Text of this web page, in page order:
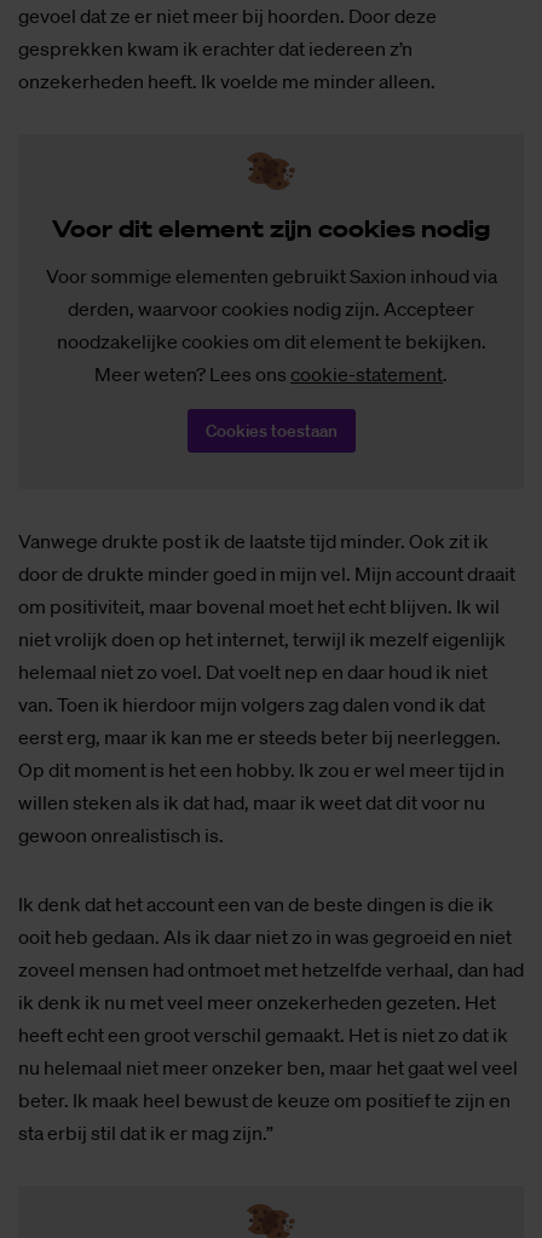
gevoel dat ze er niet meer bij hoorden. Door deze
gesprekken kwam ik erachter dat iedereen z’n
onzekerheden heeft. Ik voelde me minder alleen.
Voor dit ele­ment zijn coo­kies no­dig
Voor sommige elementen gebruikt Saxion inhoud via
derden, waarvoor cookies nodig zijn. Accepteer
noodzakelijke cookies om dit element te bekijken.
Meer weten? Lees ons cookie-statement.
Cookies toestaan
Vanwege drukte post ik de laatste tijd minder. Ook zit ik
door de drukte minder goed in mijn vel. Mijn account draait
om positiviteit, maar bovenal moet het echt blijven. Ik wil
niet vrolijk doen op het internet, terwijl ik mezelf eigenlijk
helemaal niet zo voel. Dat voelt nep en daar houd ik niet
van. Toen ik hierdoor mijn volgers zag dalen vond ik dat
eerst erg, maar ik kan me er steeds beter bij neerleggen.
Op dit moment is het een hobby. Ik zou er wel meer tijd in
willen steken als ik dat had, maar ik weet dat dit voor nu
gewoon onrealistisch is.
Ik denk dat het account een van de beste dingen is die ik
ooit heb gedaan. Als ik daar niet zo in was gegroeid en niet
zoveel mensen had ontmoet met hetzelfde verhaal, dan had
ik denk ik nu met veel meer onzekerheden gezeten. Het
heeft echt een groot verschil gemaakt. Het is niet zo dat ik
nu helemaal niet meer onzeker ben, maar het gaat wel veel
beter. Ik maak heel bewust de keuze om positief te zijn en
sta erbij stil dat ik er mag zijn.”